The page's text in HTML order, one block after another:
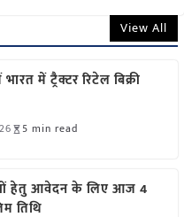
View All
में ट्रैक्टर रिटेल बिक्री
5 min read
हेतु आवेदन के लिए आज 4
तिथि